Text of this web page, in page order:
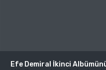
Efe Demiral İkinci